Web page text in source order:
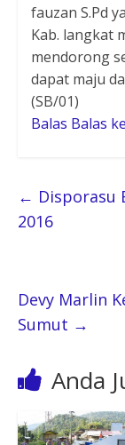
fauzan S.Pd
Kab. langkat
mendorong
dapat maju
(SB/01)
Balas Balas
← Disporasu
2016
Devy Marlin
Sumut →
Anda